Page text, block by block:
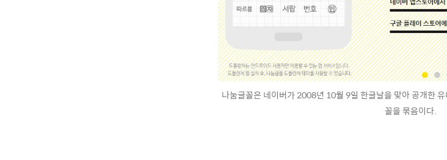
나눔글꼴은 네이버가 2008년 10월 9일 한글날을 맞아 공개한
꼴을 묶음이다.